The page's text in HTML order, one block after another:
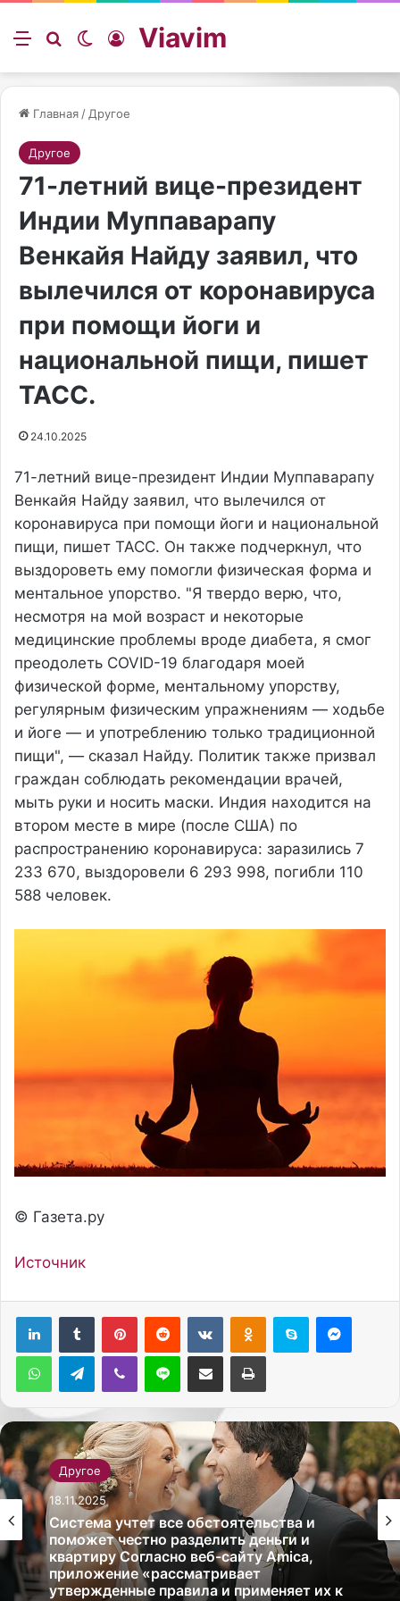
Меню ИскатьSwitch skin
Войти
Viavim
Главная / Другое
Другое
71-летний вице-президент
Индии Муппаварапу
Венкайя Найду заявил, что
вылечился от коронавируса
при помощи йоги и
национальной пищи, пишет
ТАСС.
24.10.2025
71-летний вице-президент Индии Муппаварапу
Венкайя Найду заявил, что вылечился от
коронавируса при помощи йоги и национальной
пищи, пишет ТАСС. Он также подчеркнул, что
выздороветь ему помогли физическая форма и
ментальное упорство. "Я твердо верю, что,
несмотря на мой возраст и некоторые
медицинские проблемы вроде диабета, я смог
преодолеть COVID-19 благодаря моей
физической форме, ментальному упорству,
регулярным физическим упражнениям — ходьбе
и йоге — и употреблению только традиционной
пищи", — сказал Найду. Политик также призвал
граждан соблюдать рекомендации врачей,
мыть руки и носить маски. Индия находится на
втором месте в мире (после США) по
распространению коронавируса: заразились 7
233 670, выздоровели 6 293 998, погибли 110
588 человек.
© Газета.ру
Источник
Telegram
Другое
18.11.2025
Система учтет все обстоятельства и
поможет честно разделить деньги и
квартиру Согласно веб-сайту Amica,
приложение «рассматривает
утвержденные правила и применяет их к